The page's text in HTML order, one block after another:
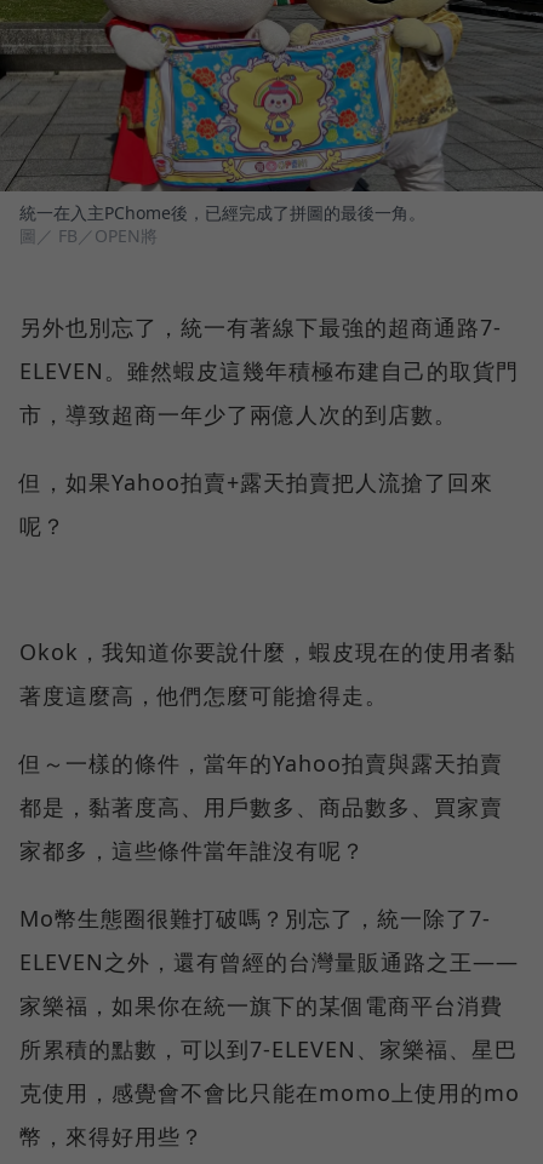
統一在入主PChome後，已經完成了拼圖的最後一角。
圖／ FB／OPEN將
另外也別忘了，統一有著線下最強的超商通路7-
ELEVEN。雖然蝦皮這幾年積極布建自己的取貨門
市，導致超商一年少了兩億人次的到店數。
但，如果Yahoo拍賣+露天拍賣把人流搶了回來
呢？
Okok，我知道你要說什麼，蝦皮現在的使用者黏
著度這麼高，他們怎麼可能搶得走。
但～一樣的條件，當年的Yahoo拍賣與露天拍賣
都是，黏著度高、用戶數多、商品數多、買家賣
家都多，這些條件當年誰沒有呢？
Mo幣生態圈很難打破嗎？別忘了，統一除了7-
ELEVEN之外，還有曾經的台灣量販通路之王——
家樂福，如果你在統一旗下的某個電商平台消費
所累積的點數，可以到7-ELEVEN、家樂福、星巴
克使用，感覺會不會比只能在momo上使用的mo
幣，來得好用些？